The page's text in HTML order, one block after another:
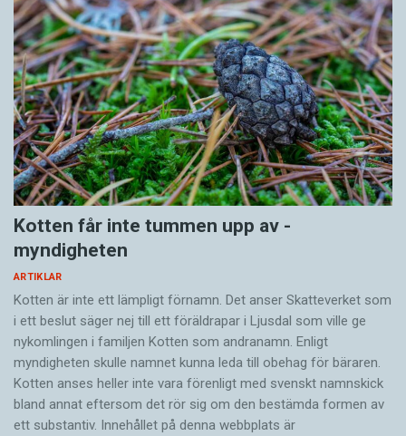
Kotten får inte tummen upp av ­
myndigheten
ARTIKLAR
Kotten är inte ett lämpligt förnamn. Det anser Skatte­verket som
i ett beslut säger nej till ett föräldra­par i Ljusdal som ville ge
nykomlingen i familjen Kotten som andranamn. Enligt
myndigheten skulle namnet kunna leda till obehag för bäraren.
Kotten anses heller inte vara förenligt med svenskt namnskick
bland annat eftersom det rör sig om den bestämda formen av
ett substantiv. Innehållet på denna webbplats är